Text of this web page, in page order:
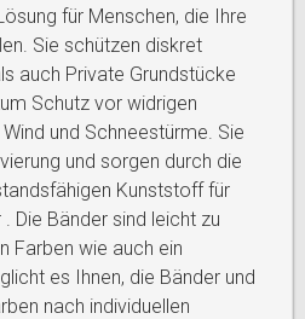
für Menschen, die Ihre
Sie schützen diskret
auch Private Grundstücke
Schutz vor widrigen
und Schneestürme. Sie
und sorgen durch die
Kunststoff für
Die Bänder sind leicht zu
Farben wie auch ein
es Ihnen, die Bänder und
nach individuellen